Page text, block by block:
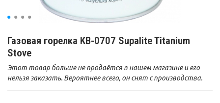
Газовая горелка KB-0707 Supalite Titanium
Stove
Этот товар больше не продаётся в нашем магазине и его
нельзя заказать. Вероятнее всего, он снят с производства.